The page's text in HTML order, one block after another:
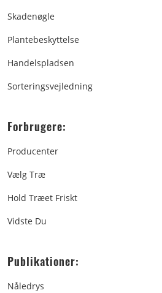
Skadenøgle
Plantebeskyttelse
Handelspladsen
Sorteringsvejledning
Forbrugere:
Producenter
Vælg Træ
Hold Træet Friskt
Vidste Du
Publikationer:
Nåledrys